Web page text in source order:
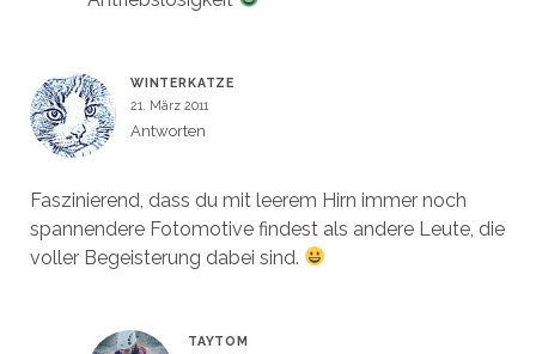
WINTERKATZE
21. März 2011
Antworten
Faszinierend, dass du mit leerem Hirn immer noch
spannendere Fotomotive findest als andere Leute, die
voller Begeisterung dabei sind.
TAYTOM